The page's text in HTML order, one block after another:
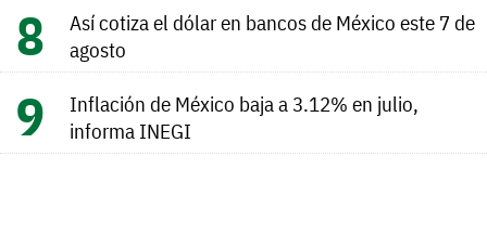
Así cotiza el dólar en bancos de México este 7 de
agosto
Inflación de México baja a 3.12% en julio,
informa INEGI